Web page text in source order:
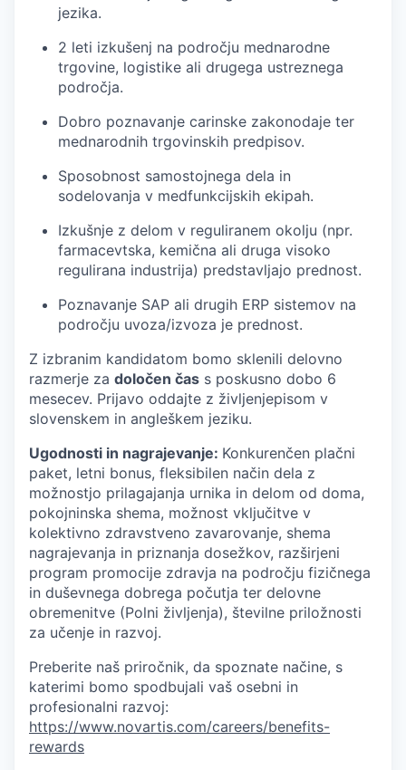
jezika.
2 leti izkušenj na področju mednarodne
trgovine, logistike ali drugega ustreznega
področja.
Dobro poznavanje carinske zakonodaje ter
mednarodnih trgovinskih predpisov.
Sposobnost samostojnega dela in
sodelovanja v medfunkcijskih ekipah.
Izkušnje z delom v reguliranem okolju (npr.
farmacevtska, kemična ali druga visoko
regulirana industrija) predstavljajo prednost.
Poznavanje SAP ali drugih ERP sistemov na
področju uvoza/izvoza je prednost.
Z izbranim kandidatom bomo sklenili delovno
razmerje za določen čas s poskusno dobo 6
mesecev. Prijavo oddajte z življenjepisom v
slovenskem in angleškem jeziku.
Ugodnosti in nagrajevanje: Konkurenčen plačni
paket, letni bonus, fleksibilen način dela z
možnostjo prilagajanja urnika in delom od doma,
pokojninska shema, možnost vključitve v
kolektivno zdravstveno zavarovanje, shema
nagrajevanja in priznanja dosežkov, razširjeni
program promocije zdravja na področju fizičnega
in duševnega dobrega počutja ter delovne
obremenitve (Polni življenja), številne priložnosti
za učenje in razvoj.
Preberite naš priročnik, da spoznate načine, s
katerimi bomo spodbujali vaš osebni in
profesionalni razvoj:
https://www.novartis.com/careers/benefits-
rewards